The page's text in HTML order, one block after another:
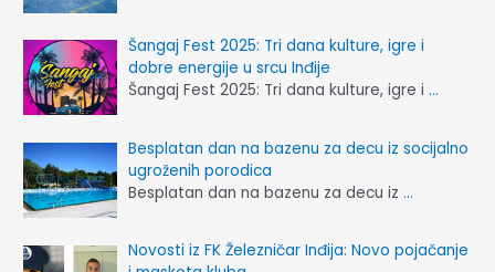
Šangaj Fest 2025: Tri dana kulture, igre i
dobre energije u srcu Inđije
Šangaj Fest 2025: Tri dana kulture, igre i…
Besplatan dan na bazenu za decu iz socijalno
ugroženih porodica
Besplatan dan na bazenu za decu iz…
Novosti iz FK Železničar Inđija: Novo pojačanje